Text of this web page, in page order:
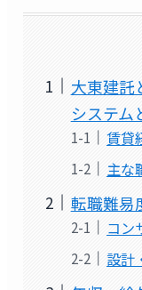
大東建託
システム
賃貸
主な
転職難易
コン
設計